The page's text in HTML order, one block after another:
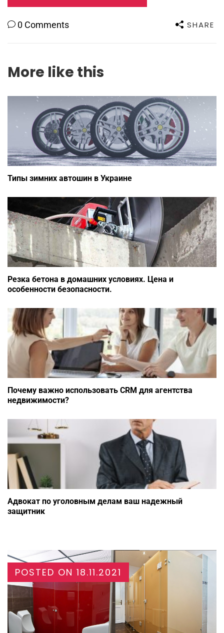
0 Comments SHARE
More like this
Типы зимних автошин в Украине
Резка бетона в домашних условиях. Цена и
особенности безопасности.
Почему важно использовать CRM для агентства
недвижимости?
Адвокат по уголовным делам ваш надежный
защитник
POSTED ON 18.11.2021